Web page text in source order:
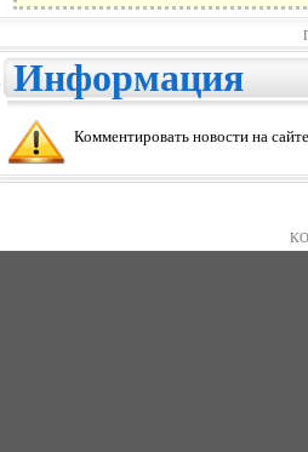
Информация
Комментировать новости на